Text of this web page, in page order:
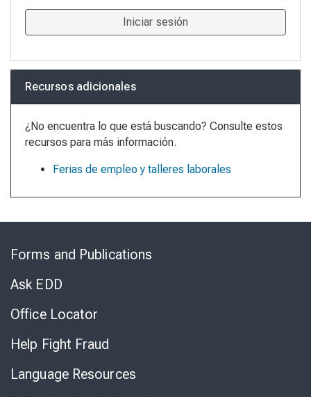
Iniciar sesión
Recursos adicionales
¿No encuentra lo que está buscando? Consulte estos
recursos para más información.
Ferias de empleo y talleres laborales
Forms and Publications
Ask EDD
Office Locator
Help Fight Fraud
Language Resources